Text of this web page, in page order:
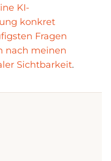
KI-
konkret
Fragen
nach meinen
Sichtbarkeit.